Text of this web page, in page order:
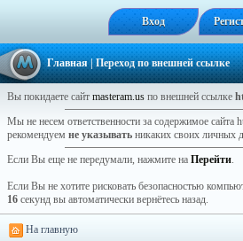
Вход
Главная| Переход по внешней ссылке
Вы покидаете сайт masteram.us по внешней ссылке
Мы не несем ответственности за содержимое сайта
рекомендуем не указывать никаких своих личных
Если Вы еще не передумали, нажмите на Перейти.
Если Вы не хотите рисковать безопасностью
16 секунд вы автоматически вернётесь назад.
На главную